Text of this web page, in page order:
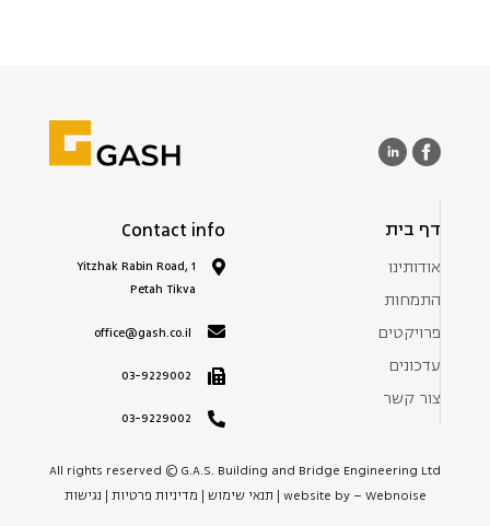
דף בית
אודותינו
התמחות
פרויקטים
עדכונים
צור קשר
Contact info
1 Yitzhak Rabin Road,
Petah Tikva
office@gash.co.il
03-9229002
03-9229002
All rights reserved © G.A.S. Building and Bridge Engineering Ltd
website by – Webnoise
| תנאי שימוש | מדיניות פרטיות | נגישות